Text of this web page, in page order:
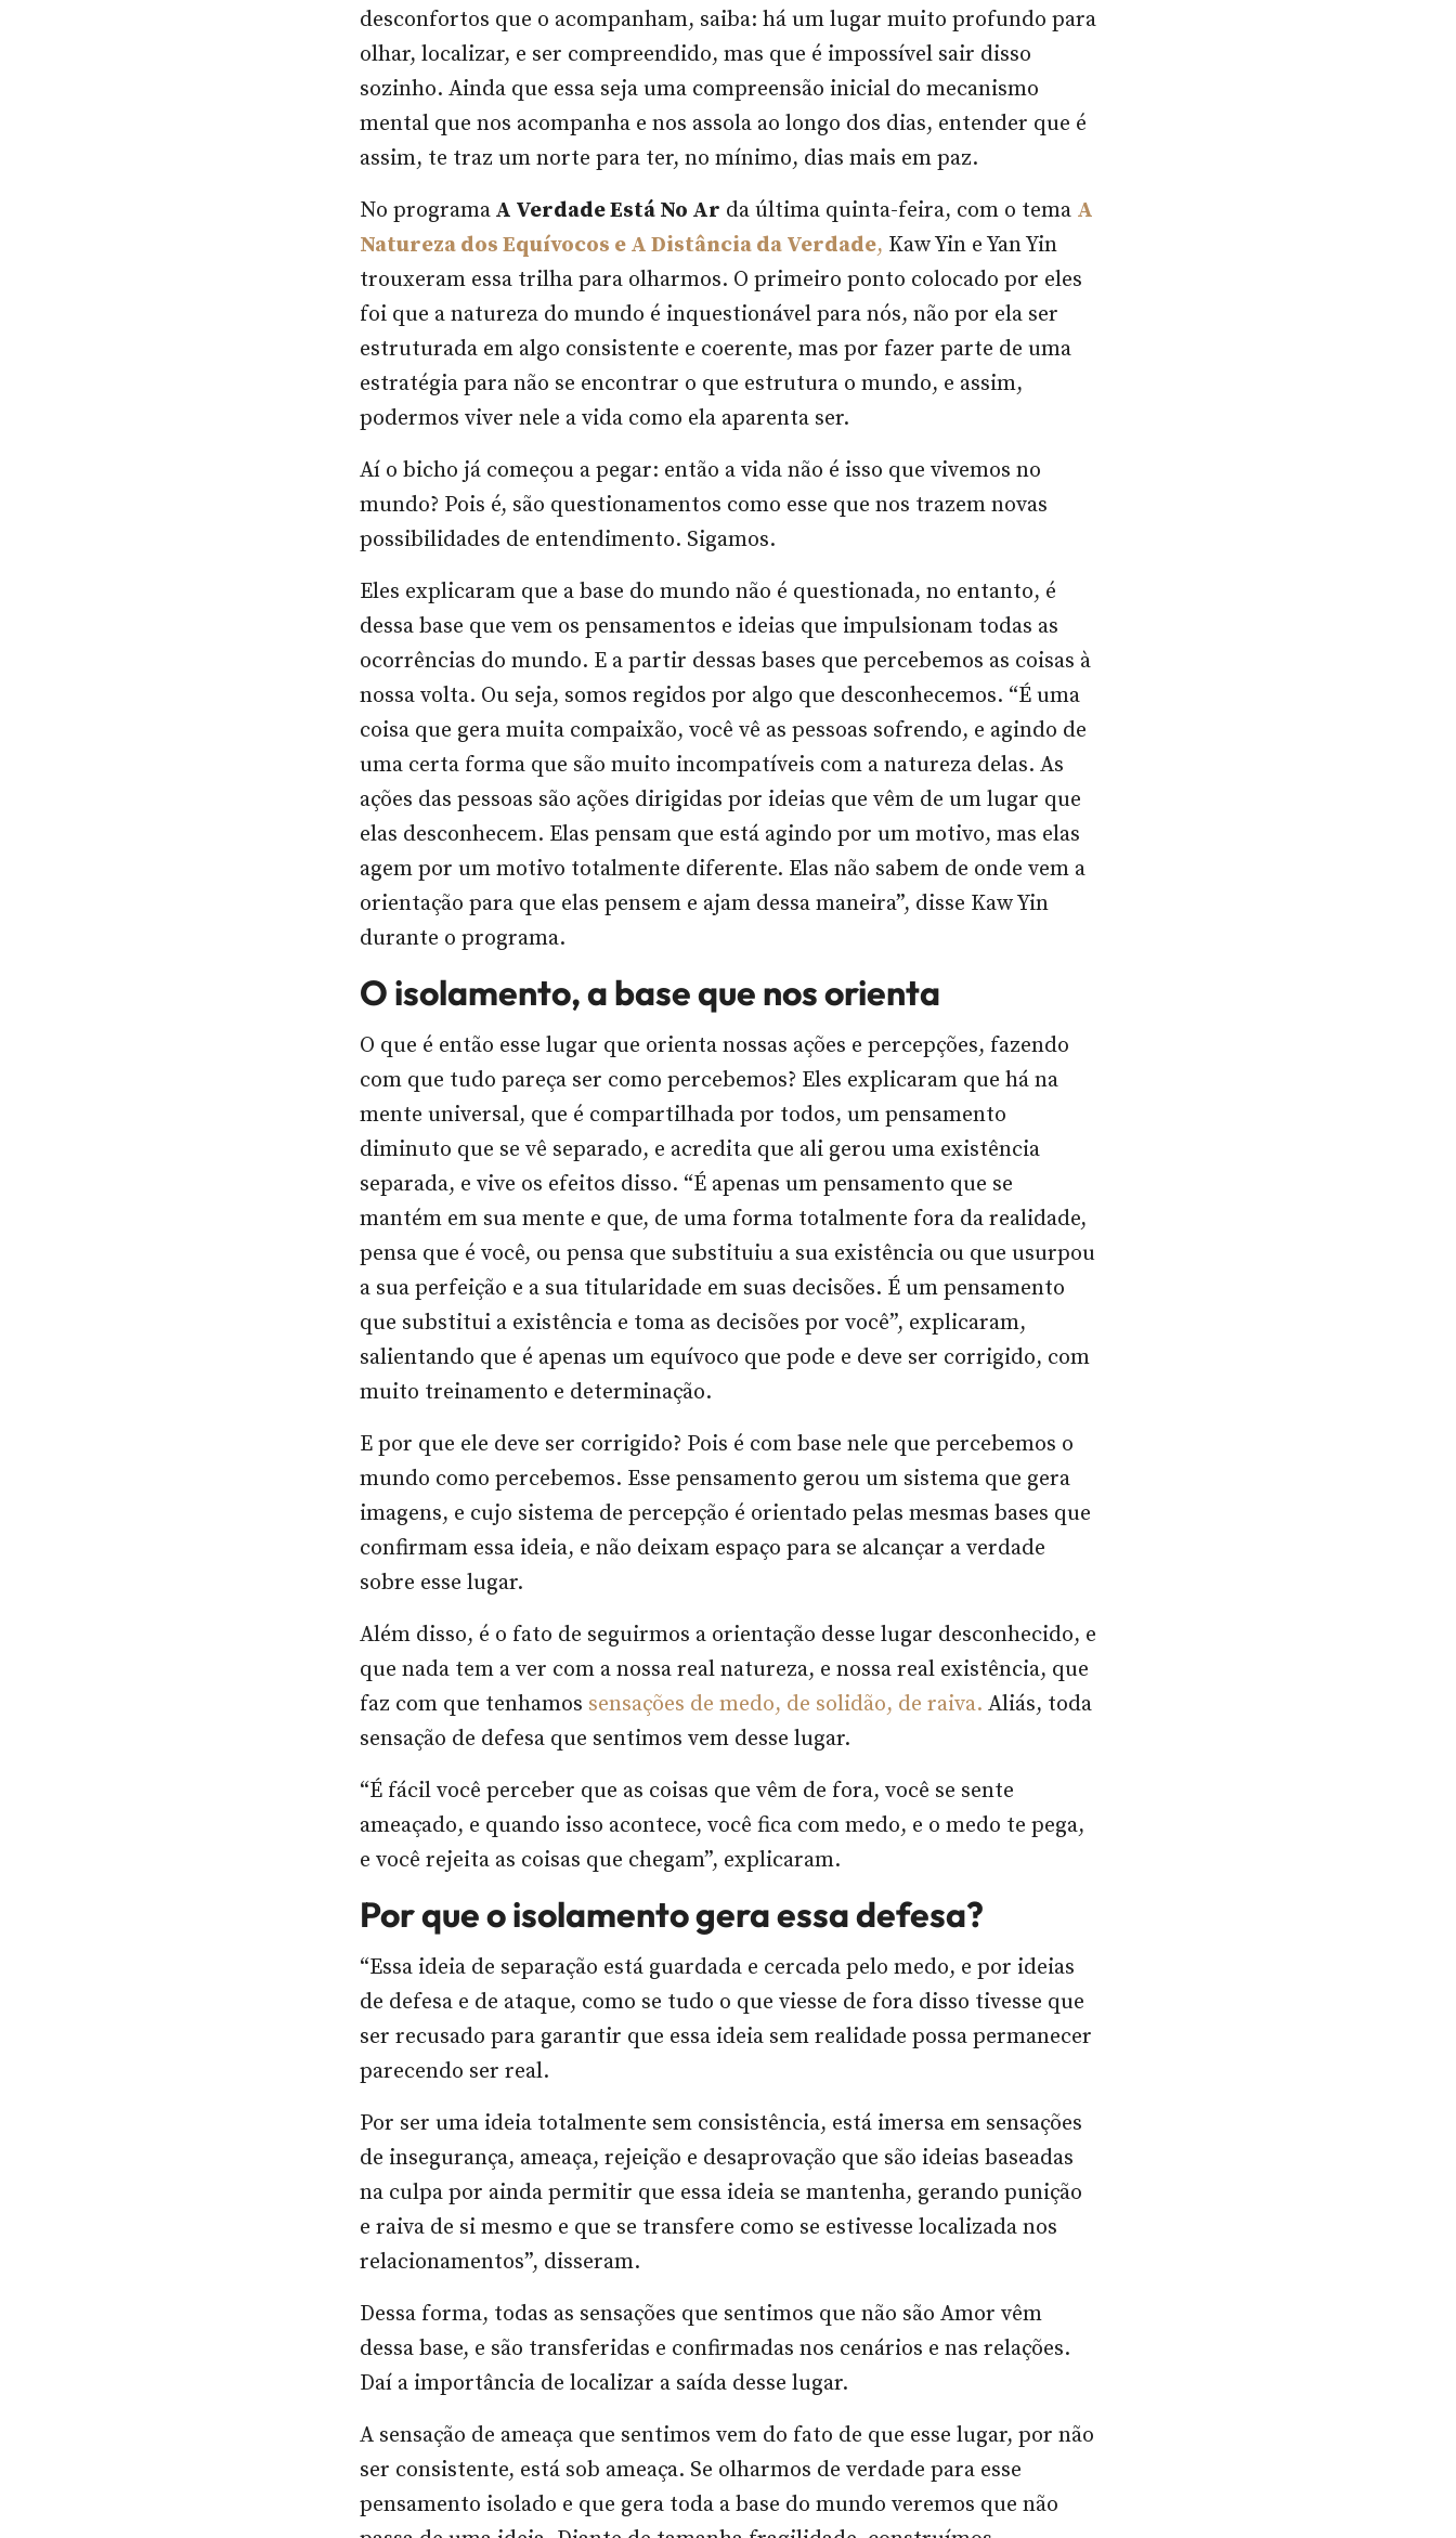
desconfortos que o acompanham, saiba: há um lugar muito profundo para
olhar, localizar, e ser compreendido, mas que é impossível sair disso
sozinho. Ainda que essa seja uma compreensão inicial do mecanismo
mental que nos acompanha e nos assola ao longo dos dias, entender que é
assim, te traz um norte para ter, no mínimo, dias mais em paz.
No programa A Verdade Está No Ar da última quinta-feira, com o tema A
Natureza dos Equívocos e A Distância da Verdade, Kaw Yin e Yan Yin
trouxeram essa trilha para olharmos. O primeiro ponto colocado por eles
foi que a natureza do mundo é inquestionável para nós, não por ela ser
estruturada em algo consistente e coerente, mas por fazer parte de uma
estratégia para não se encontrar o que estrutura o mundo, e assim,
podermos viver nele a vida como ela aparenta ser.
Aí o bicho já começou a pegar: então a vida não é isso que vivemos no
mundo? Pois é, são questionamentos como esse que nos trazem novas
possibilidades de entendimento. Sigamos.
Eles explicaram que a base do mundo não é questionada, no entanto, é
dessa base que vem os pensamentos e ideias que impulsionam todas as
ocorrências do mundo. E a partir dessas bases que percebemos as coisas à
nossa volta. Ou seja, somos regidos por algo que desconhecemos. “É uma
coisa que gera muita compaixão, você vê as pessoas sofrendo, e agindo de
uma certa forma que são muito incompatíveis com a natureza delas. As
ações das pessoas são ações dirigidas por ideias que vêm de um lugar que
elas desconhecem. Elas pensam que está agindo por um motivo, mas elas
agem por um motivo totalmente diferente. Elas não sabem de onde vem a
orientação para que elas pensem e ajam dessa maneira”, disse Kaw Yin
durante o programa.
O isolamento, a base que nos orienta
O que é então esse lugar que orienta nossas ações e percepções, fazendo
com que tudo pareça ser como percebemos? Eles explicaram que há na
mente universal, que é compartilhada por todos, um pensamento
diminuto que se vê separado, e acredita que ali gerou uma existência
separada, e vive os efeitos disso. “É apenas um pensamento que se
mantém em sua mente e que, de uma forma totalmente fora da realidade,
pensa que é você, ou pensa que substituiu a sua existência ou que usurpou
a sua perfeição e a sua titularidade em suas decisões. É um pensamento
que substitui a existência e toma as decisões por você”, explicaram,
salientando que é apenas um equívoco que pode e deve ser corrigido, com
muito treinamento e determinação.
E por que ele deve ser corrigido? Pois é com base nele que percebemos o
mundo como percebemos. Esse pensamento gerou um sistema que gera
imagens, e cujo sistema de percepção é orientado pelas mesmas bases que
confirmam essa ideia, e não deixam espaço para se alcançar a verdade
sobre esse lugar.
Além disso, é o fato de seguirmos a orientação desse lugar desconhecido, e
que nada tem a ver com a nossa real natureza, e nossa real existência, que
faz com que tenhamos sensações de medo, de solidão, de raiva. Aliás, toda
sensação de defesa que sentimos vem desse lugar.
“É fácil você perceber que as coisas que vêm de fora, você se sente
ameaçado, e quando isso acontece, você fica com medo, e o medo te pega,
e você rejeita as coisas que chegam”, explicaram.
Por que o isolamento gera essa defesa?
“Essa ideia de separação está guardada e cercada pelo medo, e por ideias
de defesa e de ataque, como se tudo o que viesse de fora disso tivesse que
ser recusado para garantir que essa ideia sem realidade possa permanecer
parecendo ser real.
Por ser uma ideia totalmente sem consistência, está imersa em sensações
de insegurança, ameaça, rejeição e desaprovação que são ideias baseadas
na culpa por ainda permitir que essa ideia se mantenha, gerando punição
e raiva de si mesmo e que se transfere como se estivesse localizada nos
relacionamentos”, disseram.
Dessa forma, todas as sensações que sentimos que não são Amor vêm
dessa base, e são transferidas e confirmadas nos cenários e nas relações.
Daí a importância de localizar a saída desse lugar.
A sensação de ameaça que sentimos vem do fato de que esse lugar, por não
ser consistente, está sob ameaça. Se olharmos de verdade para esse
pensamento isolado e que gera toda a base do mundo veremos que não